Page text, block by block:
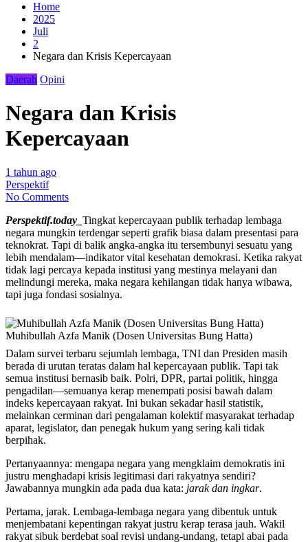
Home
2025
Juli
2
Negara dan Krisis Kepercayaan
Daerah Opini
Negara dan Krisis
Kepercayaan
1 tahun ago
Perspektif
No Comments
Perspektif.today_ Tingkat kepercayaan publik terhadap lembaga
negara mungkin terdengar seperti grafik biasa dalam presentasi para
teknokrat. Tapi di balik angka-angka itu tersembunyi sesuatu yang
lebih mendalam—indikator vital kesehatan demokrasi. Ketika rakyat
tidak lagi percaya kepada institusi yang mestinya melayani dan
melindungi mereka, maka negara kehilangan tidak hanya wibawa,
tapi juga fondasi sosialnya.
Muhibullah Azfa Manik (Dosen Universitas Bung Hatta)
Dalam survei terbaru sejumlah lembaga, TNI dan Presiden masih
berada di urutan teratas dalam hal kepercayaan publik. Tapi tak
semua institusi bernasib baik. Polri, DPR, partai politik, hingga
pengadilan—semuanya kerap menempati posisi bawah dalam
indeks kepercayaan rakyat. Ini bukan sekadar hasil statistik,
melainkan cerminan dari pengalaman kolektif masyarakat terhadap
aparat, legislator, dan penegak hukum yang sering kali tidak
berpihak.
Pertanyaannya: mengapa negara yang mengklaim demokratis ini
justru menghadapi krisis legitimasi dari rakyatnya sendiri?
Jawabannya mungkin ada pada dua kata: jarak dan ingkar.
Pertama, jarak. Lembaga-lembaga negara yang dibentuk untuk
menjembatani kepentingan rakyat justru kerap terasa jauh. Wakil
rakyat sibuk berdebat soal revisi undang-undang, tetapi abai pada